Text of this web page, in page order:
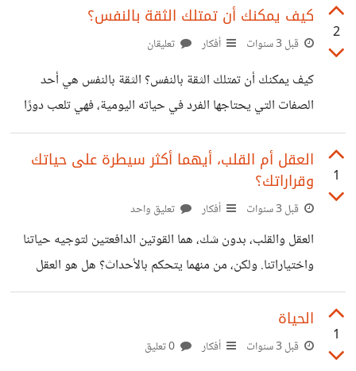
التي تجعلنا ندخل في دوامة تعذيب ذهني وتقتات من حيويتنا
الجسدية والعقلية. لذا، يجب أن يكون التخلص من العادات
عملية التخلص من العادات السلبية وبناء عادات جديدة بالتعرف
على العادات التي تؤثر سلبًا على حياتنا. يمكن أن تشمل هذه
العادات التأجيل
2
كيف يمكنك أن تمتلك الثقة بالنفس؟
قبل 3 سنوات أفكار تعليقان
كيف يمكنك أن تمتلك الثقة بالنفس؟ الثقة بالنفس هي أحد
الصفات التي يحتاجها الفرد في حياته اليومية، فهي تلعب دورًا
هامًا في تحقيق النجاح والرضا عن الذات. إن الشعور بالثقة
بالنفس يعزز الاعتماد على الذات ويساعد في التعامل مع
التحديات والمواقف الصعبة. لذا فمن المهم أن نعمل على بناء
الثقة بالنفس وتطويرها لنحقق أهدافنا الشخصية والمهنية. في
هذا المقال، سنتناول بعض الخطوات والأساليب التي يمكن
استخدامها لتعزيز الثقة بالنفس. أول خطوة في بناء الثقة بالنفس
1
العقل أم القلب، أيهما أكثر سيطرة على حياتك
وقراراتك؟
قبل 3 سنوات أفكار تعليق واحد
‏العقل والقلب، بدون شك، هما القوتين الدافعتين لتوجيه حياتنا
واختياراتنا. ولكن، من منهما يتحكم بالأحداث؟ هل هو العقل
الباطن ومنطقيته الباردة، أم هو القلب الحنون وشغفه العارم؟
تجربتي تعلمتني أن كلتاهما مهمتين. العقل يمنحنا القدرة على
التحليل والتفكير المنطقي، ويساعدنا في اتخاذ القرارات الصائبة.
1
الحياة
قبل 3 سنوات أفكار